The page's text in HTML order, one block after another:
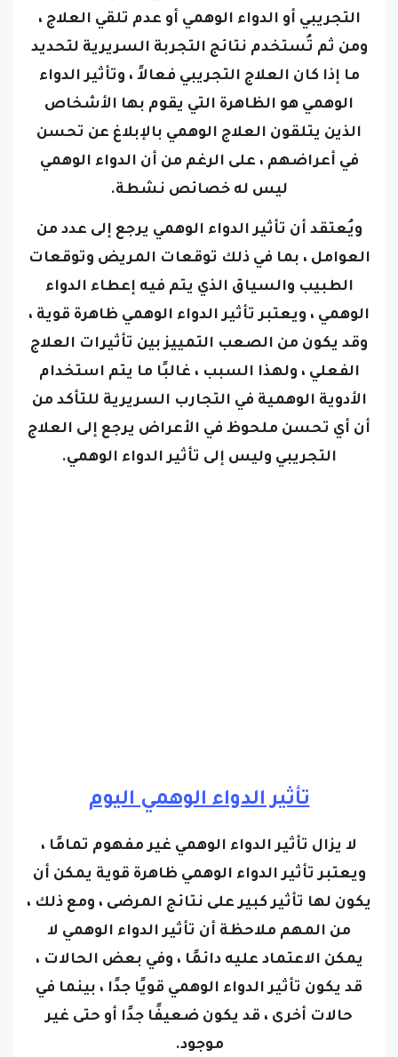
ومن ثم تُستخدم نتائج التجربة السريرية لتحديد
ما إذا كان العلاج التجريبي فعالاً ،وتأثير الدواء
الوهمي هو الظاهرة التي يقوم بها الأشخاص
الذين يتلقون العلاج الوهمي بالإبلاغ عن تحسن
في أعراضهم ، على الرغم من أن الدواء الوهمي
ليس له خصائص نشطة.
ويُعتقد أن تأثير الدواء الوهمي يرجع إلى عدد من
العوامل ، بما في ذلك توقعات المريض وتوقعات
الطبيب والسياق الذي يتم فيه إعطاء الدواء
الوهمي ،ويعتبر تأثير الدواء الوهمي ظاهرة قوية ،
وقد يكون من الصعب التمييز بين تأثيرات العلاج
الفعلي ، ولهذا السبب ، غالبًا ما يتم استخدام
الأدوية الوهمية في التجارب السريرية للتأكد من
أن أي تحسن ملحوظ في الأعراض يرجع إلى العلاج
التجريبي وليس إلى تأثير الدواء الوهمي.
لا يزال تأثير الدواء الوهمي غير مفهوم تمامًا ،
يعتبر تأثير الدواء الوهمي ظاهرة قوية يمكن أن
يكون لها تأثير كبير على نتائج المرضى ، ومع ذلك ،
من المهم ملاحظة أن تأثير الدواء الوهمي لا
يمكن الاعتماد عليه دائمًا ، وفي بعض الحالات ،
قد يكون تأثير الدواء الوهمي قويًا جدًا ، بينما في
حالات أخرى ، قد يكون ضعيفًا جدًا أو حتى غير
موجود.